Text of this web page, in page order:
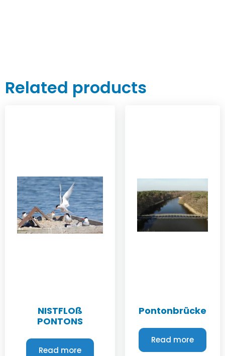
Related products
NISTFLOß
PONTONS
Read more
Pontonbrücke
Read more